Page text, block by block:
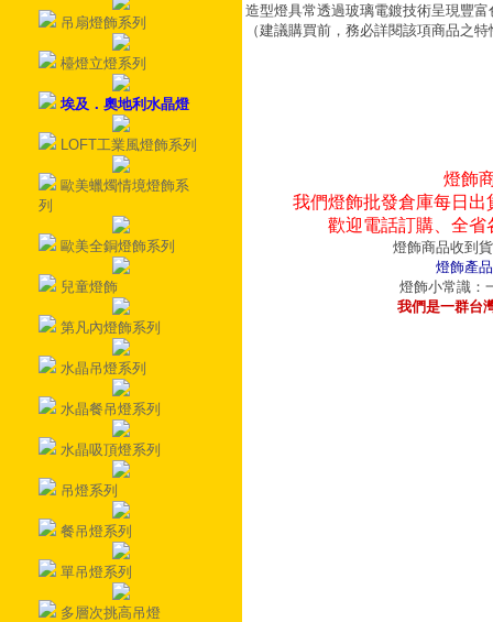
吊扇燈飾系列
檯燈立燈系列
埃及．奧地利水晶燈
LOFT工業風燈飾系列
歐美蠟燭情境燈飾系
列
歐美全銅燈飾系列
兒童燈飾
第凡內燈飾系列
水晶吊燈系列
水晶餐吊燈系列
水晶吸頂燈系列
吊燈系列
餐吊燈系列
單吊燈系列
多層次挑高吊燈
造型燈具常透過玻璃電鍍技術呈現豐
（建議購買前，務必詳閱該項商品之
燈飾
我們燈飾批發倉庫每日
歡迎電話訂購、全
燈飾商品收到
燈飾產
燈飾小常識：
我們是一群台